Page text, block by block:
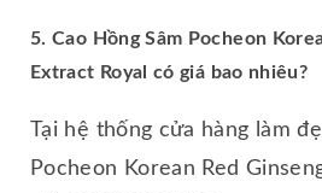
5. Cao Hồng Sâm Pocheon
Extract Royal có giá bao nhiêu?
Tại hệ thống cửa hàng làm
Pocheon Korean Red